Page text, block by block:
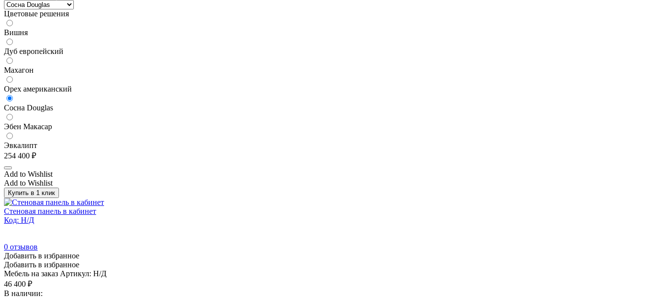
Цветовые решения
Вишня
Дуб европейский
Махагон
Орех американский
Сосна Douglas
Эбен Макасар
Эвкалипт
254 400 ₽
Add to Wishlist
Add to Wishlist
Купить в 1 клик
Стеновая панель в кабинет
Код: Н/Д
0 отзывов
Добавить в избранное
Добавить в избранное
Мебель на заказ Артикул: Н/Д
46 400 ₽
В наличии: